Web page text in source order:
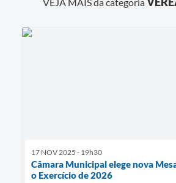
17 NOV 2025 - 19h30
Câmara Municipal elege nova
o Exercício de 2026